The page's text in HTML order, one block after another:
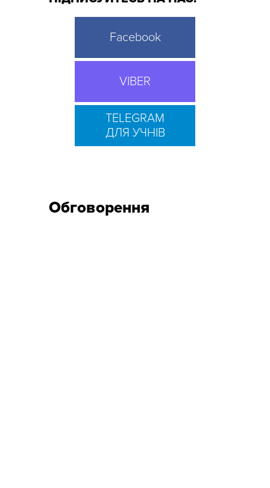
Facebook
VIBER
TELEGRAM
ДЛЯ УЧНІВ
Обговорення